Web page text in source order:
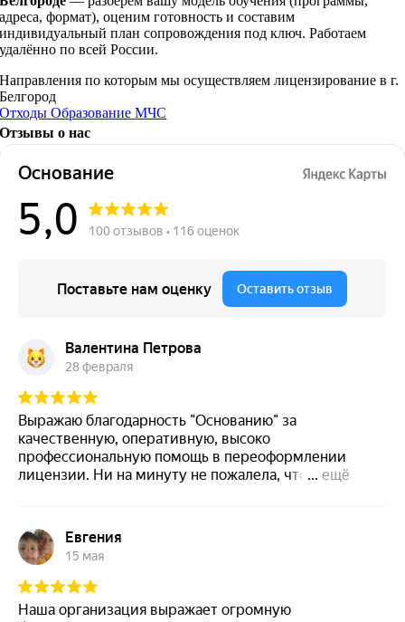
адреса, формат), оценим готовность и составим
индивидуальный план сопровождения под ключ. Работаем
удалённо по всей России.
Направления по которым мы осуществляем лицензирование в г.
Белгород
ОтходыОбразованиеМЧС
Отзывы о нас